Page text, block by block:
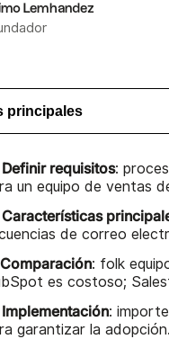
Lemhandez
principales
Definir requisitos:
un equipo de ventas
Características
de correo
Comparación: folk
es costoso;
Implementación:
garantizar la adopción.